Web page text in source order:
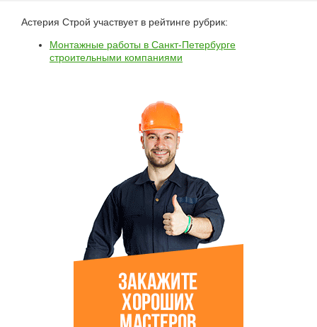
Астерия Строй участвует в рейтинге рубрик:
Монтажные работы в Санкт-Петербурге
строительными компаниями